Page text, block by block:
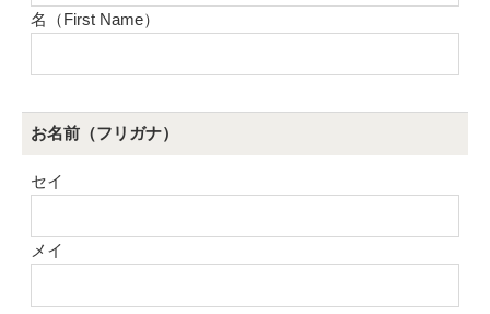
名（First Name）
お名前（フリガナ）
セイ
メイ